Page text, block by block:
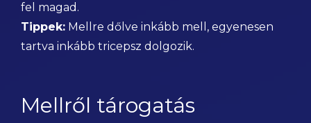
fel magad.
Tippek: Mellre dőlve inkább mell, egyenesen
tartva inkább tricepsz dolgozik.
Mellről tárogatás